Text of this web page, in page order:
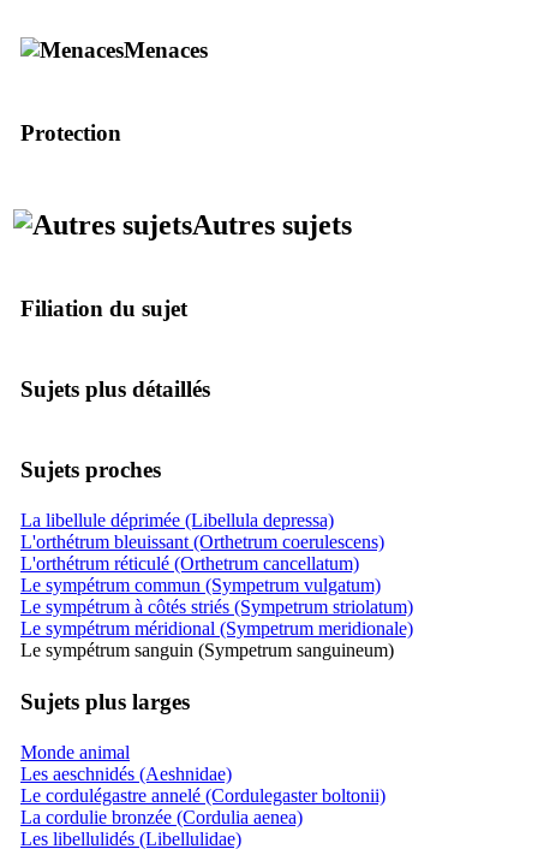
Menaces
Protection
Autres sujets
Filiation du sujet
Sujets plus détaillés
Sujets proches
La libellule déprimée (Libellula depressa)
L'orthétrum bleuissant (Orthetrum coerulescens)
L'orthétrum réticulé (Orthetrum cancellatum)
Le sympétrum commun (Sympetrum vulgatum)
Le sympétrum à côtés striés (Sympetrum striolatum)
Le sympétrum méridional (Sympetrum meridionale)
Le sympétrum sanguin (Sympetrum sanguineum)
Sujets plus larges
Monde animal
Les aeschnidés (Aeshnidae)
Le cordulégastre annelé (Cordulegaster boltonii)
La cordulie bronzée (Cordulia aenea)
Les libellulidés (Libellulidae)